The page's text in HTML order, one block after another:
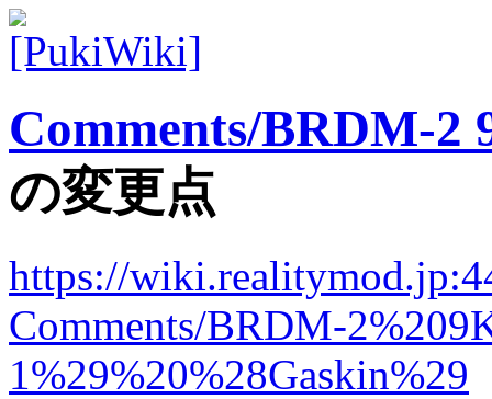
Comments/BRDM-2
の変更点
https://
Comments/BRDM-
1%29%20%28Gaskin%29